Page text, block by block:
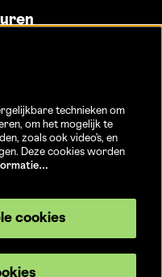
20
technieken om
om het mogelijk te
zoals ook video’s, en
Deze cookies worden
cookies